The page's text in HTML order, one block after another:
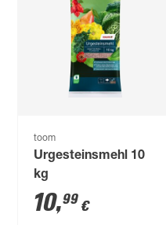
toom
Urgesteinsmehl 10
kg
10,99 €